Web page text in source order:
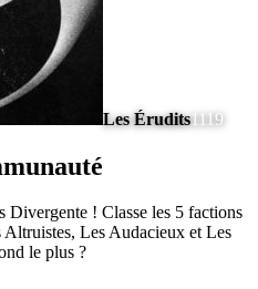
Les Érudits1119
Divergente ! Classe les 5 factions
Les Audacieux et Les
le plus ?